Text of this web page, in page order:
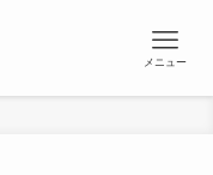
メニュー